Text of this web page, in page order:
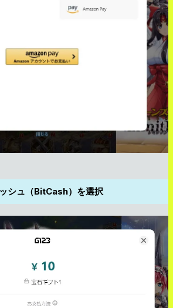
シュ（BitCash）を選択